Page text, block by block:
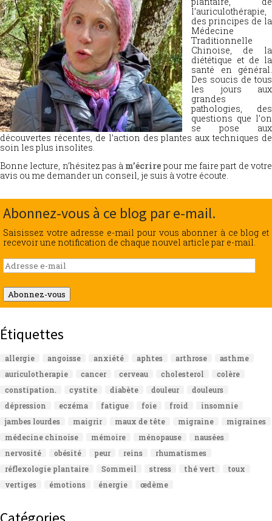
l’auriculothérapie,
des principes de la
Médecine
Traditionnelle
Chinoise, de la
diététique et de la
santé en général.
Des soucis de tous
les jours aux
grandes
pathologies, des
questions que l’on
se pose aux
découvertes récentes, de l’action des plantes aux techniques de
soin les plus insolites.
Bonne lecture, n’hésitez pas à m’écrire pour me faire part de votre
avis ou me demander un conseil, je suis à votre écoute.
Abonnez-vous à ce blog par e-mail.
Saisissez votre adresse e-mail pour vous abonner à ce blog et
recevoir une notification de chaque nouvel article par e-mail.
Adresse
e-
mail
Abonnez-vous
Étiquettes
allergie angoisse anxiété aphtes arthrose
asthme
auriculotherapie
cancer cerveau cholesterol
colère
constipation.
cystite diabète douleur
douleurs
dépression
eczéma fatigue foie froid
insomnie
jambes lourdes
maigrir maux de tête migraine
migraines
médecine chinoise
mémoire ménopause
nausées
nervosité
obésité peur reins
rhumatismes
réflexologie plantaire
Sommeil stress thé vert
toux
vertiges
émotions énergie œdème